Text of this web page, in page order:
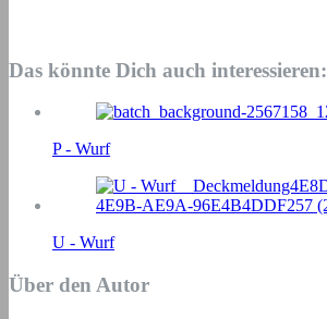
Das könnte Dich auch interessieren:
P - Wurf
U - Wurf
Über den Autor